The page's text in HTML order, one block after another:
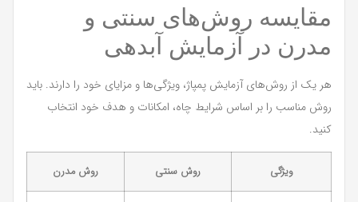
مقایسه روش‌های سنتی و
مدرن در آزمایش آبدهی
هر یک از روش‌های آزمایش پمپاژ، ویژگی‌ها و مزایای خود را دارند. باید
روش مناسب را بر اساس شرایط چاه، امکانات و هدف خود انتخاب
کنید.
ویژگی روش سنتی روش مدرن